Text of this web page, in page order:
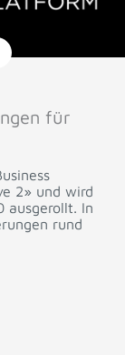
für
2» und wird
ausgerollt. In
rund